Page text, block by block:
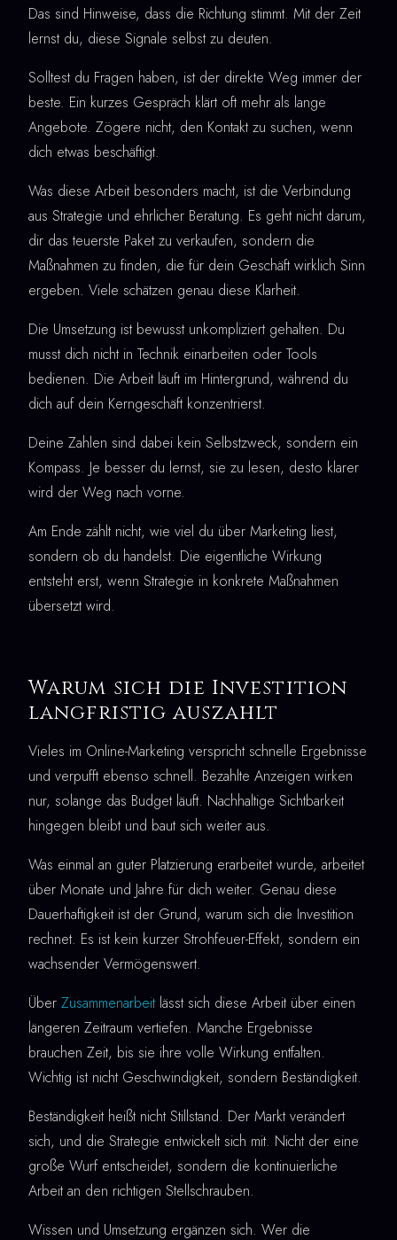
Das sind Hinweise, dass die Richtung stimmt. Mit der Zeit
lernst du, diese Signale selbst zu deuten.
Solltest du Fragen haben, ist der direkte Weg immer der
beste. Ein kurzes Gespräch klärt oft mehr als lange
Angebote. Zögere nicht, den Kontakt zu suchen, wenn
dich etwas beschäftigt.
Was diese Arbeit besonders macht, ist die Verbindung
aus Strategie und ehrlicher Beratung. Es geht nicht darum,
dir das teuerste Paket zu verkaufen, sondern die
Maßnahmen zu finden, die für dein Geschäft wirklich Sinn
ergeben. Viele schätzen genau diese Klarheit.
Die Umsetzung ist bewusst unkompliziert gehalten. Du
musst dich nicht in Technik einarbeiten oder Tools
bedienen. Die Arbeit läuft im Hintergrund, während du
dich auf dein Kerngeschäft konzentrierst.
Deine Zahlen sind dabei kein Selbstzweck, sondern ein
Kompass. Je besser du lernst, sie zu lesen, desto klarer
wird der Weg nach vorne.
Am Ende zählt nicht, wie viel du über Marketing liest,
sondern ob du handelst. Die eigentliche Wirkung
entsteht erst, wenn Strategie in konkrete Maßnahmen
übersetzt wird.
Warum sich die Investition
langfristig auszahlt
Vieles im Online-Marketing verspricht schnelle Ergebnisse
und verpufft ebenso schnell. Bezahlte Anzeigen wirken
nur, solange das Budget läuft. Nachhaltige Sichtbarkeit
hingegen bleibt und baut sich weiter aus.
Was einmal an guter Platzierung erarbeitet wurde, arbeitet
über Monate und Jahre für dich weiter. Genau diese
Dauerhaftigkeit ist der Grund, warum sich die Investition
rechnet. Es ist kein kurzer Strohfeuer-Effekt, sondern ein
wachsender Vermögenswert.
Über Zusammenarbeit lässt sich diese Arbeit über einen
längeren Zeitraum vertiefen. Manche Ergebnisse
brauchen Zeit, bis sie ihre volle Wirkung entfalten.
Wichtig ist nicht Geschwindigkeit, sondern Beständigkeit.
Beständigkeit heißt nicht Stillstand. Der Markt verändert
sich, und die Strategie entwickelt sich mit. Nicht der eine
große Wurf entscheidet, sondern die kontinuierliche
Arbeit an den richtigen Stellschrauben.
Wissen und Umsetzung ergänzen sich. Wer die